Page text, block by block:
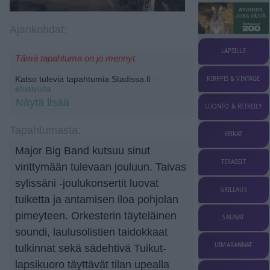
Tämä tapahtuma on jo mennyt
Katso tulevia tapahtumia Stadissa.fi -
etusivulta.
Näytä lisää
Major Big Band kutsuu sinut
virittymään tulevaan jouluun. Taivas
sylissäni -joulukonsertit luovat
tuiketta ja antamisen iloa pohjolan
pimeyteen. Orkesterin täyteläinen
soundi, laulusolistien taidokkaat
tulkinnat sekä sädehtivä Tuikut-
lapsikuoro täyttävät tilan upealla
LAPSILLE
KIRPPIS & VINTAGE
LUONTO & RETKEILY
KEIKAT
TERASSIT
GRILLAUS
SAUNAT
UIMARANNAT